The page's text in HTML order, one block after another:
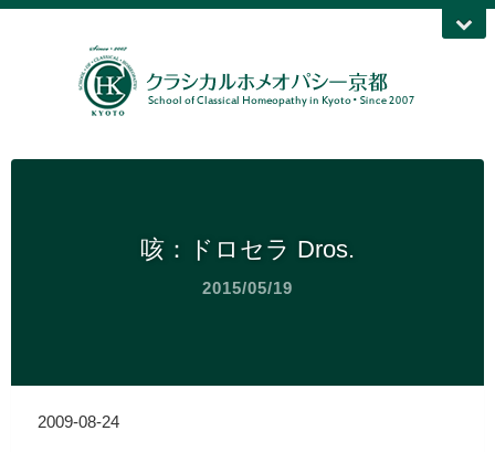
咳：ドロセラ Dros.
2015/05/19
2009-08-24